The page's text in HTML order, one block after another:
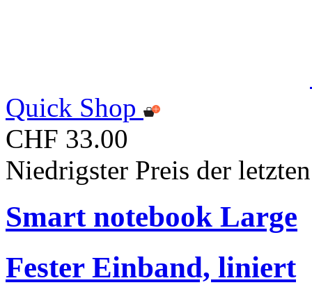
Quick Shop
CHF 33.00
Niedrigster Preis der
Smart notebook Large
Fester Einband, liniert